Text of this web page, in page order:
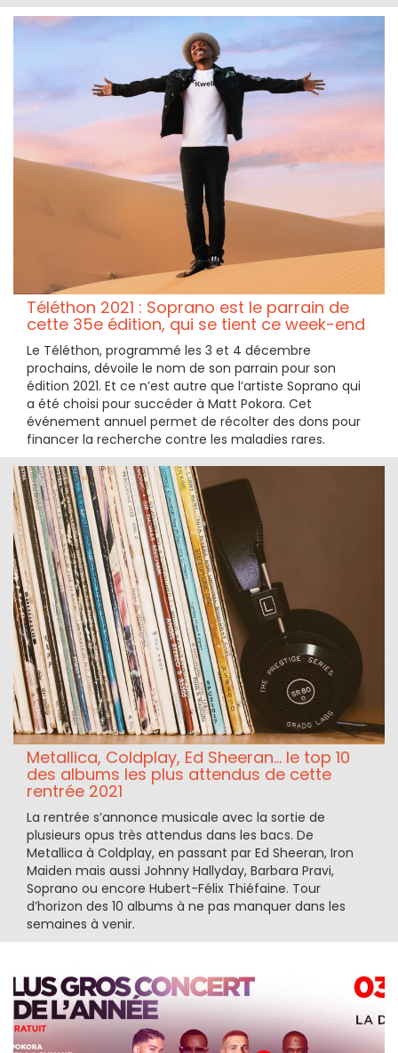
Téléthon 2021 : Soprano est le parrain de
cette 35e édition, qui se tient ce week-end
Le Téléthon, programmé les 3 et 4 décembre
prochains, dévoile le nom de son parrain pour son
édition 2021. Et ce n’est autre que l’artiste Soprano qui
a été choisi pour succéder à Matt Pokora. Cet
événement annuel permet de récolter des dons pour
financer la recherche contre les maladies rares.
Metallica, Coldplay, Ed Sheeran... le top 10
des albums les plus attendus de cette
rentrée 2021
La rentrée s’annonce musicale avec la sortie de
plusieurs opus très attendus dans les bacs. De
Metallica à Coldplay, en passant par Ed Sheeran, Iron
Maiden mais aussi Johnny Hallyday, Barbara Pravi,
Soprano ou encore Hubert-Félix Thiéfaine. Tour
d’horizon des 10 albums à ne pas manquer dans les
semaines à venir.